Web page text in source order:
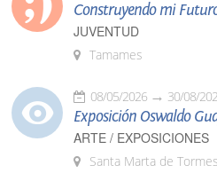
Construyendo mi
JUVENTUD
Tamames
08/05/2026 30/08/
Exposición Oswaldo
ARTE / EXPOSICIONES
Santa Marta de Tormes